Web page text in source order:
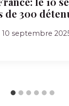
de 300
10 septembre